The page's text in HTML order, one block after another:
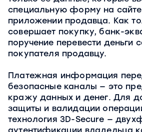
специальную форму на
приложении продавца. Как
совершает покупку, банк-
поручение перевести деньги
покупателя продавцу.
Платежная информация
безопасные каналы — это
кражу данных и денег. Для
защиты и валидации
технология 3D-Secure —